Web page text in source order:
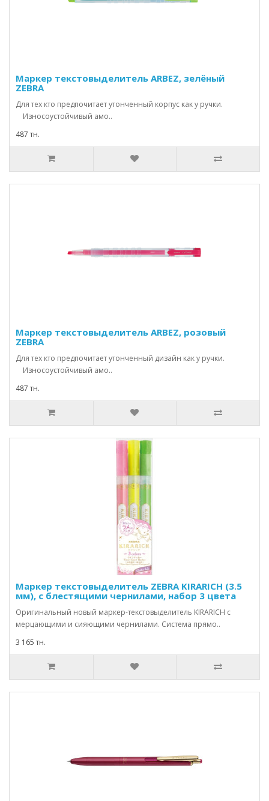
Маркер текстовыделитель ARBEZ, зелёный
ZEBRA
Для тех кто предпочитает утонченный корпус как у ручки.
Износоустойчивый амо..
487 тн.
Маркер текстовыделитель ARBEZ, розовый
ZEBRA
Для тех кто предпочитает утонченный дизайн как у ручки.
Износоустойчивый амо..
487 тн.
Маркер текстовыделитель ZEBRA KIRARICH (3.5
мм), с блестящими чернилами, набор 3 цвета
Оригинальный новый маркер-текстовыделитель KIRARICH с
мерцающими и сияющими чернилами. Система прямо..
3 165 тн.